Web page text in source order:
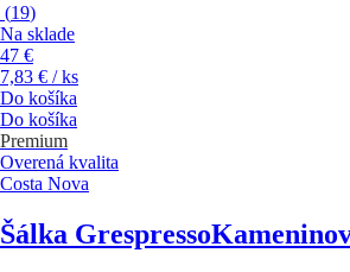
(19)
Na sklade
47 €
7,83 € / ks
Do košíka
Do košíka
Premium
Overená kvalita
Costa Nova
Šálka Grespresso